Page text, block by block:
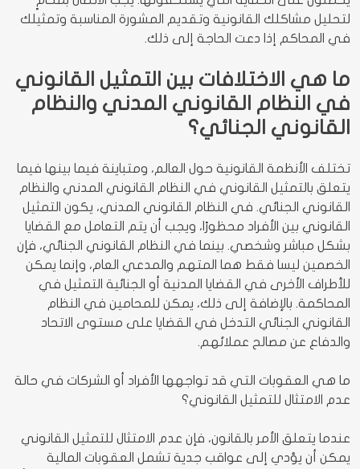
لتحليل مشاكلك القانونية وتقديم المشورة المناسبة وتمثيلك
في المحاكم إذا دعت الحاجة إلى ذلك.
ما هي الاختلافات بين التمثيل القانوني
في النظام القانوني المدني والنظام
القانوني الجنائي؟
تختلف الأنظمة القانونية حول العالم، ومتباينة فيما بينها فيما
يتعلق بالتمثيل القانوني في النظام القانوني المدني والنظام
القانوني الجنائي. في النظام القانوني المدني، يكون التمثيل
القانوني بين الأفراد محظورًا، ويجب أن يتم التعامل مع القضايا
بشكل مباشر وشخصي. بينما في النظام القانوني الجنائي، فإن
الخصمين ليسا فقط هما المتهم والمدعي العام، وإنما يمكن
للأطراف الأخرى في القضايا المدنية أو الجنائية التمثيل في
المحاكمة. بالإضافة إلى ذلك، يمكن للمحامين في النظام
القانوني الجنائي التدخل في القضايا على مستوى الاتحاد
والدفاع عن مصالح عملائهم.
ما هي العقوبات التي قد تواجهها الأفراد أو الشركات في حالة
عدم الامتثال للتمثيل القانوني؟
عندما يتعلق الأمر بالقانون، فإن عدم الامتثال للتمثيل القانوني
يمكن أن يؤدي إلى عواقب جدية تشمل العقوبات المالية